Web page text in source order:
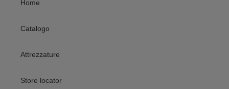
Home
Catalogo
Attrezzature
Store locator